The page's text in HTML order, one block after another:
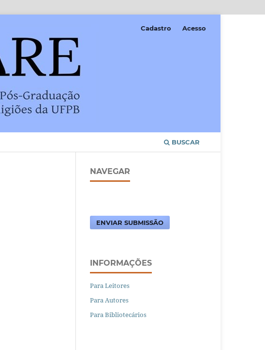
BUSCAR
Cadastro Acesso
NAVEGAR
ENVIAR SUBMISSÃO
INFORMAÇÕES
Para Leitores
Para Autores
Para Bibliotecários